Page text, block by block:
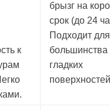
к
брызг на
срок (до 24
Подходит для
большинства
гладких